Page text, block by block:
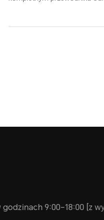
9:00–18:00 [z